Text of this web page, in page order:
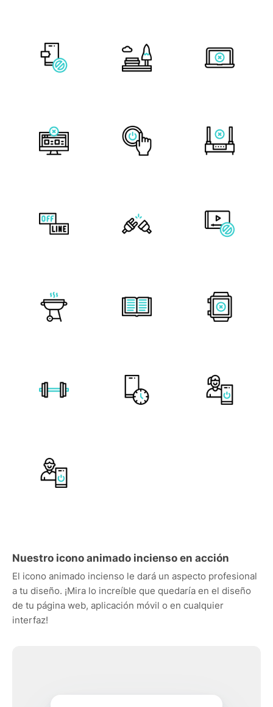
Nuestro icono animado incienso en acción
El icono animado incienso le dará un aspecto profesional
a tu diseño. ¡Mira lo increíble que quedaría en el diseño
de tu página web, aplicación móvil o en cualquier
interfaz!